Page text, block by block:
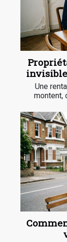
Une
montent,